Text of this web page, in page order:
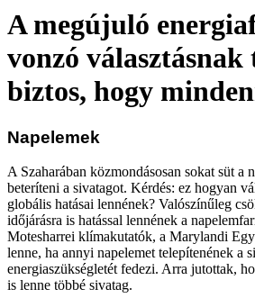
A megújuló
vonzó
biztos, hogy
Napelemek
A Szaharában közmondásosan sokat süt
beteríteni a sivatagot. Kérdés: ez hogyan
globális hatásai lennének? Valószínűleg
időjárásra is hatással lennének a
Motesharrei klímakutatók, a Marylandi
lenne, ha annyi napelemet telepítenének a
energiaszükségletét fedezi. Arra jutottak,
is lenne többé sivatag.